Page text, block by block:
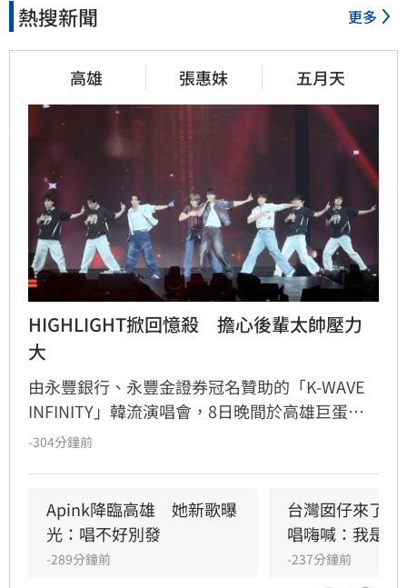
熱搜新聞 更多
高雄 張惠妹 五月天
HIGHLIGHT掀回憶殺　擔心後輩太帥壓力
大
由永豐銀行、永豐金證券冠名贊助的「K-WAVE
INFINITY」韓流演唱會，8日晚間於高雄巨蛋熱
力開唱，集結NEWBEAT、FLARE U、CRAVITY、
熱情應援，尖叫與歡呼聲一路未停，最後由
HIGHLIGHT壓軸接管舞台，將現場氣氛推向最高
潮。
-304分鐘前
Apink降臨高雄　她新歌曝
光：唱不好別發
-289分鐘前
台灣囡仔來了
唱嗨喊：我是誰
-237分鐘前